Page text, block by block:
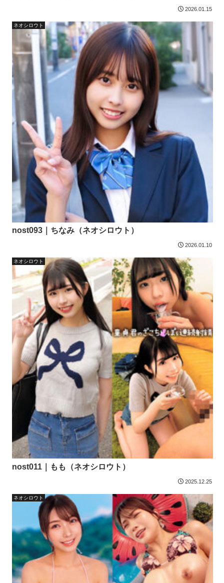
2026.01.15
ネオシロウト
nost093｜ちなみ（ネオシロウト）
2026.01.10
ネオシロウト
nost011｜もも（ネオシロウト）
2025.12.25
ネオシロウト